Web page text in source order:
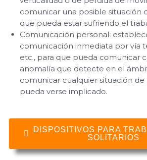
comunicar una posible situación
que pueda estar sufriendo el
Comunicación personal:
comunicación inmediata por vía
etc., para que pueda comunicar
anomalía que detecte en el
comunicar cualquier situación
pueda verse implicado.
DISPOSITIVOS PARA
SOLITARIOS